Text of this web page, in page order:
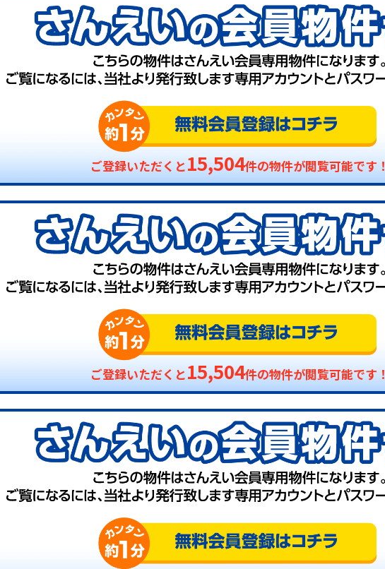
ご登録いただくと15,504件の物件が閲覧可能です！
ご登録いただくと15,504件の物件が閲覧可能です！